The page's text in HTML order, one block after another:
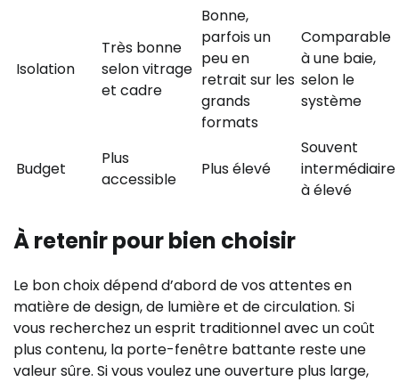
Isolation
Très bonne
selon vitrage
et cadre
Bonne,
parfois un
peu en
retrait sur les
grands
formats
Comparable
à une baie,
selon le
système
Budget
Plus
accessible
Plus élevé
Souvent
intermédiaire
à élevé
À retenir pour bien choisir
Le bon choix dépend d’abord de vos attentes en
matière de design, de lumière et de circulation. Si
vous recherchez un esprit traditionnel avec un coût
plus contenu, la porte-fenêtre battante reste une
valeur sûre. Si vous voulez une ouverture plus large,